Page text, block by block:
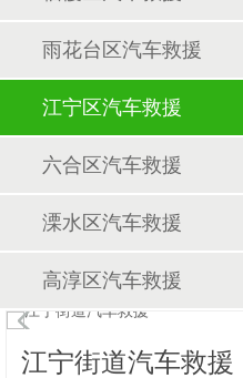
雨花台区汽车救援
江宁区汽车救援
六合区汽车救援
溧水区汽车救援
高淳区汽车救援
江宁街道汽车救援